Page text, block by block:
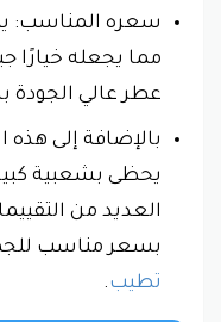
سعره المناسب:
مما يجعله خيارًا
عطر عالي
بالإضافة إلى هذه
يحظى بشعبية
العديد من
بسعر مناسب
تطيب.